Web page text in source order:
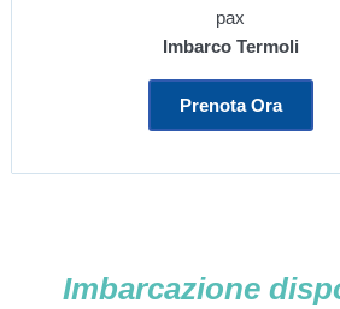
pax
Imbarco Termoli
Prenota Ora
Imbarcazione